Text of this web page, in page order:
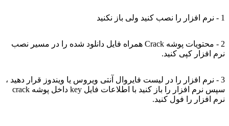
2 - محتویات پوشه Crack همراه فایل دانلود شده را در مسیر نصب
کپی کنید.
را در لیست فایروال آنتی ویروس یا ویندوز قرار دهید ،
سپس نرم افزار را باز کنید با اطلاعات فایل key داخل پوشه crack
را فول کنید.